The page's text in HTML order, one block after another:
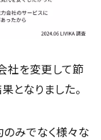
社を変更して節
となりました。
のみでなく様々な